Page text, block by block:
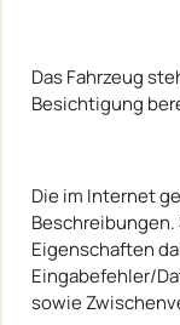
Das Fahrzeug
Besichtigung
Die im Internet
Eigenschaften
Eingabefehler/
sowie